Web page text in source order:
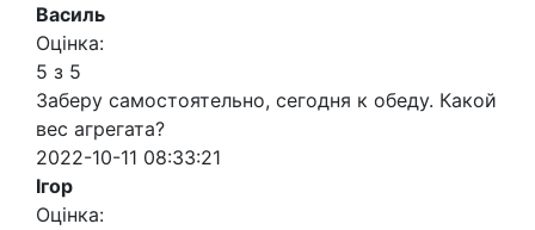
Василь
Оцінка:
5 з 5
Заберу самостоятельно, сегодня к обеду. Какой
вес агрегата?
2022-10-11 08:33:21
Ігор
Оцінка: